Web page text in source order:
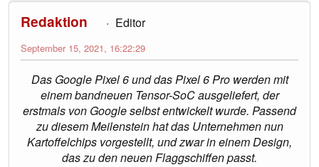
Redaktion Editor
September 15, 2021, 16:22:29
Das Google Pixel 6 und das Pixel 6 Pro werden mit
einem bandneuen Tensor-SoC ausgeliefert, der
erstmals von Google selbst entwickelt wurde. Passend
zu diesem Meilenstein hat das Unternehmen nun
Kartoffelchips vorgestellt, und zwar in einem Design,
das zu den neuen Flaggschiffen passt.